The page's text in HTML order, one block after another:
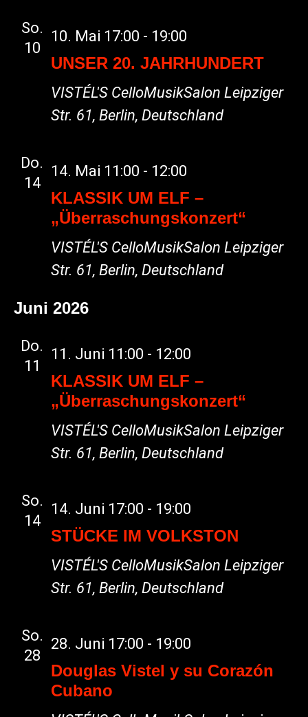
So.
10
UNSER 20. JAHRHUNDERT
10. Mai 17:00 - 19:00
VISTÉL'S CelloMusikSalon Leipziger
Str. 61, Berlin, Deutschland
Do.
14
KLASSIK UM ELF –
„Überraschungskonzert“
14. Mai 11:00 - 12:00
VISTÉL'S CelloMusikSalon Leipziger
Str. 61, Berlin, Deutschland
Juni 2026
Do.
11
KLASSIK UM ELF –
„Überraschungskonzert“
11. Juni 11:00 - 12:00
VISTÉL'S CelloMusikSalon Leipziger
Str. 61, Berlin, Deutschland
So.
14
STÜCKE IM VOLKSTON
14. Juni 17:00 - 19:00
VISTÉL'S CelloMusikSalon Leipziger
Str. 61, Berlin, Deutschland
So.
28
Douglas Vistel y su Corazón
Cubano
28. Juni 17:00 - 19:00